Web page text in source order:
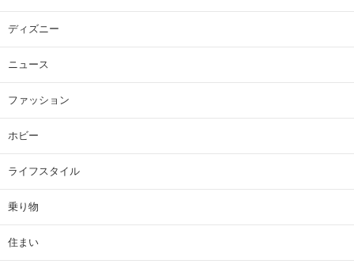
ディズニー
ニュース
ファッション
ホビー
ライフスタイル
乗り物
住まい